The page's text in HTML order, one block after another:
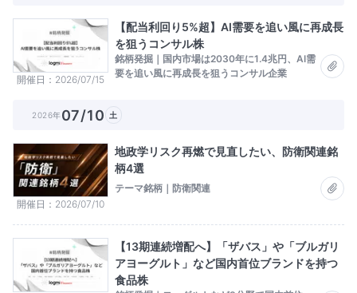
開催日 2026/07/15
【配当利回り5%超】AI需要を追い風に再成長
を狙うコンサル株
銘柄発掘｜国内市場は2030年に1.4兆円、AI需
要を追い風に再成長を狙うコンサル企業
2026年07/10 土
開催日 2026/07/10
地政学リスク再燃で見直したい、防衛関連銘
柄4選
テーマ銘柄｜防衛関連
【13期連続増配へ】「ザバス」や「ブルガリ
アヨーグルト」など国内首位ブランドを持つ
食品株